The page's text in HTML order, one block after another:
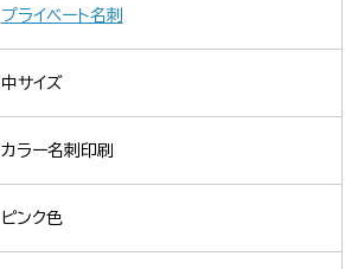
プライベート名刺
中サイズ
カラー名刺印刷
ピンク色